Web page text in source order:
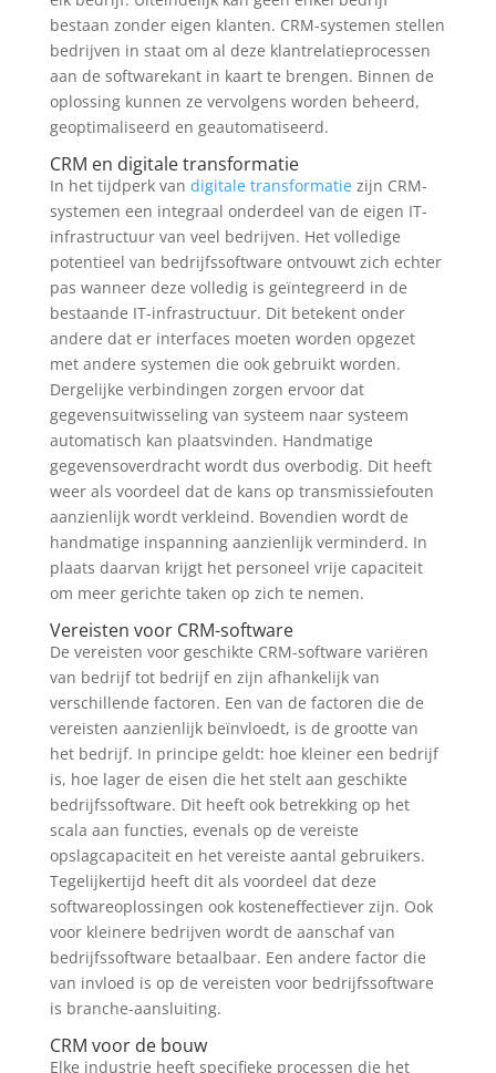
bestaan zonder eigen klanten. CRM-systemen stellen
bedrijven in staat om al deze klantrelatieprocessen
aan de softwarekant in kaart te brengen. Binnen de
oplossing kunnen ze vervolgens worden beheerd,
geoptimaliseerd en geautomatiseerd.
CRM en digitale transformatie
In het tijdperk van digitale transformatiezijn CRM-
systemen een integraal onderdeel van de eigen IT-
infrastructuur van veel bedrijven. Het volledige
potentieel van bedrijfssoftware ontvouwt zich echter
pas wanneer deze volledig is geïntegreerd in de
bestaande IT-infrastructuur. Dit betekent onder
andere dat er interfaces moeten worden opgezet
met andere systemen die ook gebruikt worden.
Dergelijke verbindingen zorgen ervoor dat
gegevensuitwisseling van systeem naar systeem
automatisch kan plaatsvinden. Handmatige
gegevensoverdracht wordt dus overbodig. Dit heeft
weer als voordeel dat de kans op transmissiefouten
aanzienlijk wordt verkleind. Bovendien wordt de
handmatige inspanning aanzienlijk verminderd. In
plaats daarvan krijgt het personeel vrije capaciteit
om meer gerichte taken op zich te nemen.
Vereisten voor CRM-software
De vereisten voor geschikte CRM-software variëren
van bedrijf tot bedrijf en zijn afhankelijk van
verschillende factoren. Een van de factoren die de
vereisten aanzienlijk beïnvloedt, is de grootte van
het bedrijf. In principe geldt: hoe kleiner een bedrijf
is, hoe lager de eisen die het stelt aan geschikte
bedrijfssoftware. Dit heeft ook betrekking op het
scala aan functies, evenals op de vereiste
opslagcapaciteit en het vereiste aantal gebruikers.
Tegelijkertijd heeft dit als voordeel dat deze
softwareoplossingen ook kosteneffectiever zijn. Ook
voor kleinere bedrijven wordt de aanschaf van
bedrijfssoftware betaalbaar. Een andere factor die
van invloed is op de vereisten voor bedrijfssoftware
is branche-aansluiting.
CRM voor de bouw
Elke industrie heeft specifieke processen die het